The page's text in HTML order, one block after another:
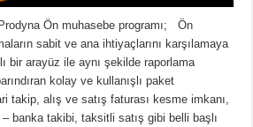
Ön muhasebe programı; Ön
sabit ve ana ihtiyaçlarını karşılamaya
bir arayüz ile aynı şekilde raporlama
kolay ve kullanışlı paket
takip, alış ve satış faturası kesme imkanı,
banka takibi, taksitli satış gibi belli başlı